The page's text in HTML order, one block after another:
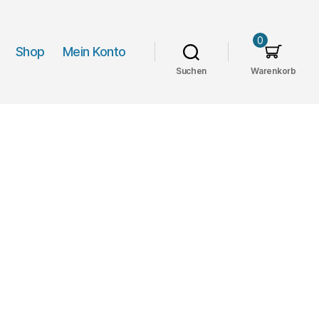
Shop Mein Konto
Suchen Warenkorb
0